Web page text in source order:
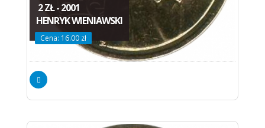
2 ZŁ - 2001
HENRYK WIENIAWSKI
Cena: 16.00 zł